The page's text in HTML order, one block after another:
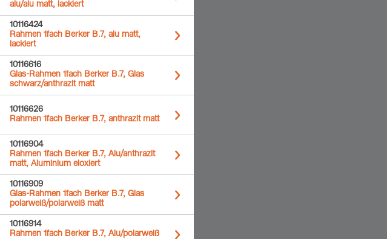
alu/alu matt, lackiert
10116424
Rahmen 1fach Berker B.7, alu matt,
lackiert
10116616
Glas-Rahmen 1fach Berker B.7, Glas
schwarz/anthrazit matt
10116626
Rahmen 1fach Berker B.7, anthrazit matt
10116904
Rahmen 1fach Berker B.7, Alu/anthrazit
matt, Aluminium eloxiert
10116909
Glas-Rahmen 1fach Berker B.7, Glas
polarweiß/polarweiß matt
10116914
Rahmen 1fach Berker B.7, Alu/polarweiß